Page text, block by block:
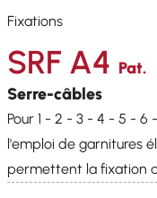
Fixations
SRF A4 Pat.
Serre-câbles
Pour 1 - 2 - 3 - 4 - 5 - 6
l'emploi de garnitures
permettent la fixation